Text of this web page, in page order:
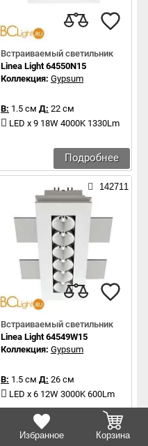
Избранное Корзина
Встраиваемый светильник
Linea Light 64550N15
Коллекция: Gypsum
В: 1.5 см Д: 22 см
LED x 9 18W 4000K 1330Lm
Подробнее
142711
Встраиваемый светильник
Linea Light 64549W15
Коллекция: Gypsum
В: 1.5 см Д: 26 см
LED x 6 12W 3000K 600Lm
Подробнее